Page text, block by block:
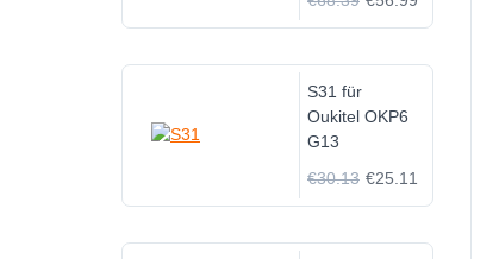
Z585
S31 für
Oukitel OKP6
G13
€30.13 €25.11